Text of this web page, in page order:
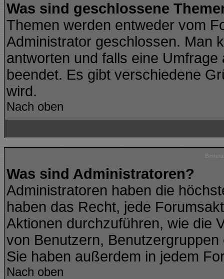
Was sind geschlossene
Themen werden entweder vom
Administrator geschlossen. Man
antworten und falls eine
beendet. Es gibt verschiedene
wird.
Nach oben
Was sind Administratoren?
Administratoren haben die
haben das Recht, jede
Aktionen durchzuführen, wie die
von Benutzern,
Sie haben außerdem in jedem
Nach oben